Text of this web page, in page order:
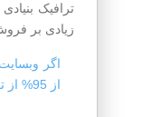
ترافیک
زیادی بر
اگر
از 95% از ترافیک وبسایت از دست می رود.